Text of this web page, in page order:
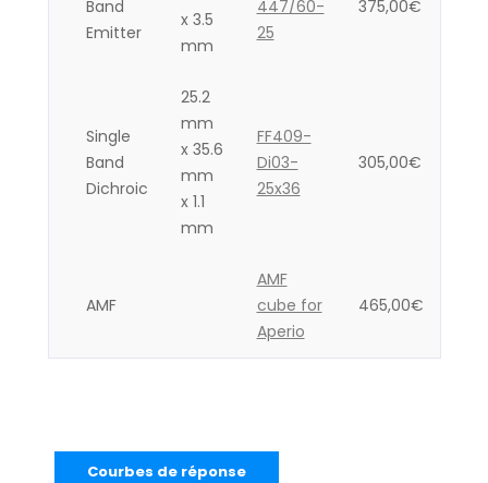
Band
Emitter
x 3.5
mm
447/60-
25
375,00€
Single
Band
Dichroic
25.2
mm
x 35.6
mm
x 1.1
mm
FF409-
Di03-
25x36
305,00€
AMF
AMF
cube for
Aperio
465,00€
Courbes de réponse